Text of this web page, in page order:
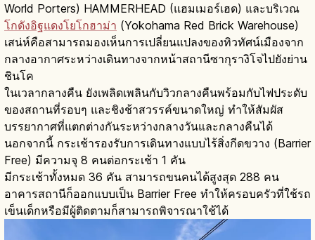
World Porters) HAMMERHEAD (แฮมเมอร์เฮด) และบริเวณ
โกดังอิฐแดงโยโกฮาม่า (Yokohama Red Brick Warehouse)
เสน่ห์คือสามารถมองเห็นการเปลี่ยนแปลงของทิวทัศน์เมืองจาก
กลางอากาศระหว่างเดินทางจากหน้าสถานีซากุรางิโจไปยังย่าน
ชินโค
ในเวลากลางคืน ยังเพลิดเพลินกับวิวกลางคืนพร้อมกับไฟประดับ
ของสถานที่รอบๆ และชิงช้าสวรรค์ขนาดใหญ่ ทำให้สัมผัส
บรรยากาศที่แตกต่างกันระหว่างกลางวันและกลางคืนได้
นอกจากนี้ กระเช้ารองรับการเดินทางแบบไร้สิ่งกีดขวาง (Barrier
Free) มีความจุ 8 คนต่อกระเช้า 1 คัน
มีกระเช้าทั้งหมด 36 คัน สามารถขนคนได้สูงสุด 288 คน
อาคารสถานีก็ออกแบบเป็น Barrier Free ทำให้ครอบครัวที่ใช้รถ
เข็นเด็กหรือมีผู้ติดตามก็สามารถพิจารณาใช้ได้